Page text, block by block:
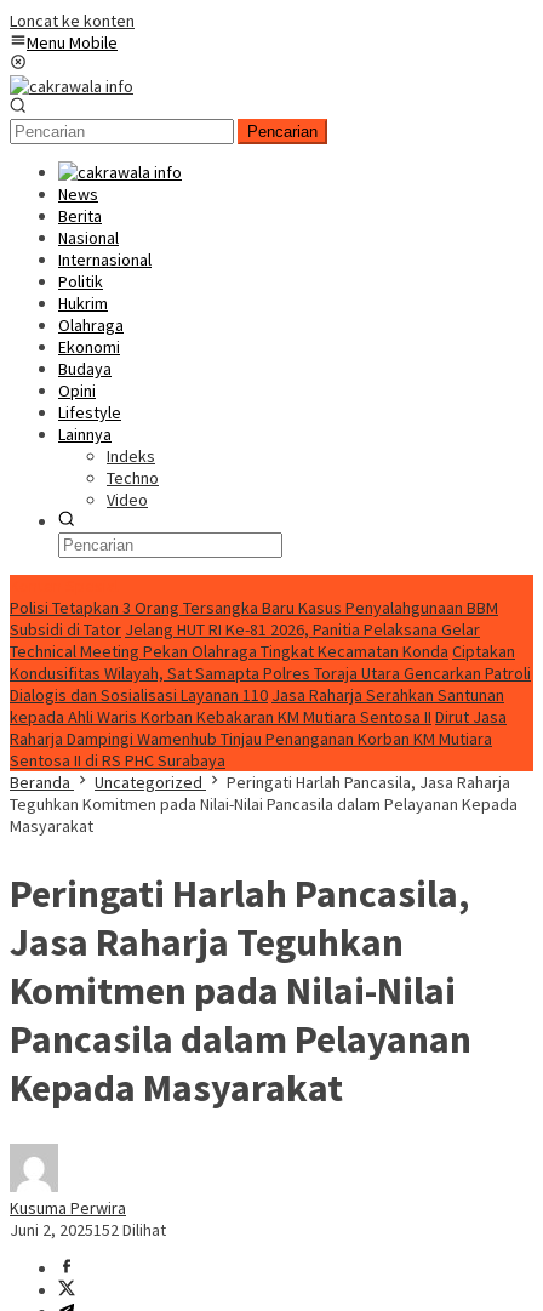
Loncat ke konten
Menu Mobile
Pencarian
News
Berita
Nasional
Internasional
Politik
Hukrim
Olahraga
Ekonomi
Budaya
Opini
Lifestyle
Lainnya
Indeks
Techno
Video
Polisi Tetapkan 3 Orang Tersangka Baru Kasus Penyalahgunaan BBM
Subsidi di Tator Jelang HUT RI Ke-81 2026, Panitia Pelaksana Gelar
Technical Meeting Pekan Olahraga Tingkat Kecamatan Konda Ciptakan
Kondusifitas Wilayah, Sat Samapta Polres Toraja Utara Gencarkan Patroli
Dialogis dan Sosialisasi Layanan 110 Jasa Raharja Serahkan Santunan
kepada Ahli Waris Korban Kebakaran KM Mutiara Sentosa II Dirut Jasa
Raharja Dampingi Wamenhub Tinjau Penanganan Korban KM Mutiara
Sentosa II di RS PHC Surabaya
Beranda
Uncategorized
Peringati Harlah Pancasila, Jasa Raharja
Teguhkan Komitmen pada Nilai-Nilai Pancasila dalam Pelayanan Kepada
Masyarakat
Peringati Harlah Pancasila,
Jasa Raharja Teguhkan
Komitmen pada Nilai-Nilai
Pancasila dalam Pelayanan
Kepada Masyarakat
Kusuma Perwira
Juni 2, 2025152 Dilihat